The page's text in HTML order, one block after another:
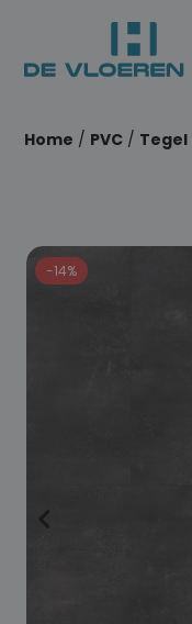
Home / PVC / Tegel
-14%